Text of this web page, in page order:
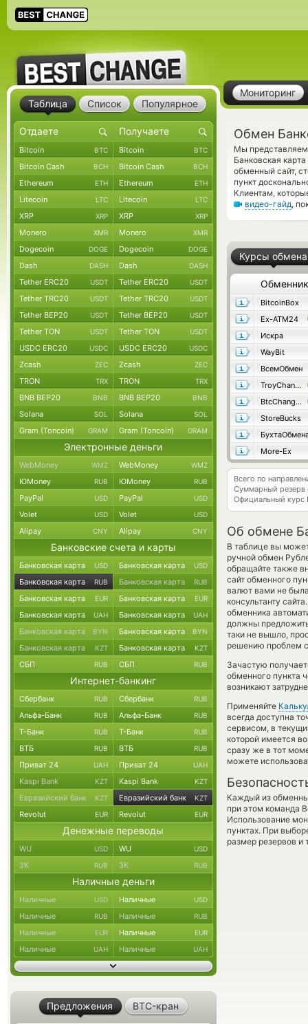
Мониторинг
Обмен
Мы представляем
Банковская
обменный сайт,
пункт
Клиентам,
видео-гайд,
Курсы обмена
Обменник
BitcoinBox
Ex-ATM24
Искра
WayBit
ВсемОбмен
TroyChange
BtcChange24
StoreBucks
More-Ex
Всего по
Суммарный резерв
Официальный курс
Об обмене
В таблице вы
ручной обмен
обращайте также
сайт обменного
валют вами не
консультанту
обменника
должны
таки не вышло,
решению проблем
Зачастую
обменного пункта
возникают
Применяйте
всегда доступна
сервисом, в
которой имеется
сразу же в тот
можете
Каждый из
при этом команда
Использование
пунктах. При
размер резервов и
Таблица Список Популярное
Bitcoin BTC Bitcoin BTC
Bitcoin Cash BCH Bitcoin Cash BCH
Ethereum ETH Ethereum ETH
Litecoin LTC Litecoin LTC
XRP XRP XRP XRP
Monero XMR Monero XMR
Dogecoin DOGE Dogecoin DOGE
Dash DASH Dash DASH
Tether ERC20 USDT Tether ERC20 USDT
Tether TRC20 USDT Tether TRC20 USDT
Tether BEP20 USDT Tether BEP20 USDT
Tether TON USDT Tether TON USDT
USDC ERC20 USDC USDC ERC20 USDC
Zcash ZEC Zcash ZEC
TRON TRX TRON TRX
BNB BEP20 BNB BNB BEP20 BNB
Solana SOL Solana SOL
Gram (Toncoin) GRAM Gram (Toncoin) GRAM
Электронные деньги
WebMoney WMZ WebMoney WMZ
ЮMoney RUB ЮMoney RUB
PayPal USD PayPal USD
Volet USD Volet USD
Alipay CNY Alipay CNY
Банковские счета и карты
Банковская карта USD Банковская карта USD
Банковская карта RUB Банковская карта RUB
Банковская карта EUR Банковская карта EUR
Банковская карта UAH Банковская карта UAH
Банковская карта BYN Банковская карта BYN
Банковская карта KZT Банковская карта KZT
СБП RUB СБП RUB
Интернет-банкинг
Сбербанк RUB Сбербанк RUB
Альфа-Банк RUB Альфа-Банк RUB
Т-Банк RUB Т-Банк RUB
ВТБ RUB ВТБ RUB
Приват 24 UAH Приват 24 UAH
Kaspi Bank KZT Kaspi Bank KZT
Евразийский банк KZT Евразийский банк KZT
Revolut EUR Revolut EUR
Денежные переводы
WU USD WU USD
ЗК RUB ЗК RUB
Наличные деньги
Наличные USD Наличные USD
Наличные RUB Наличные RUB
Наличные EUR Наличные EUR
Наличные UAH Наличные UAH
Предложения BTC-кран